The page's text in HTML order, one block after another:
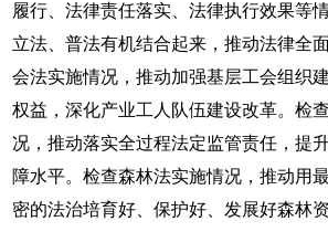
履行、法律责任落实、法律执行效果等
立法、普法有机结合起来，推动法律全
会法实施情况，推动加强基层工会组织
权益，深化产业工人队伍建设改革。检
况，推动落实全过程法定监管责任，提
障水平。检查森林法实施情况，推动用
密的法治培育好、保护好、发展好森林